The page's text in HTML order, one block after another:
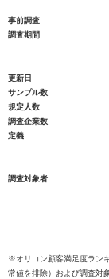
事前調査
調査期間
更新日
サンプル数
規定人数
調査企業数
定義
調査対象者
※オリコン顧客満足度ラン
常値を排除）および調査対